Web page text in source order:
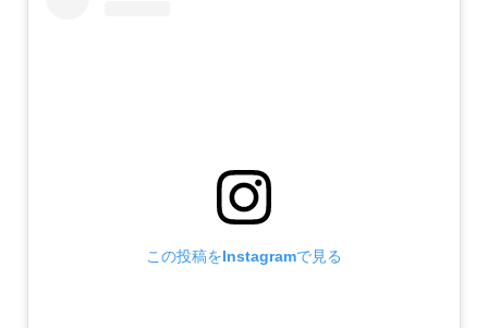
この投稿をInstagramで見る